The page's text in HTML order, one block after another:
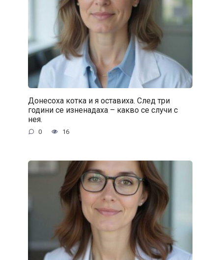
Донесоха котка и я оставиха. След три
години се изненадаха – какво се случи с
нея.
0 16